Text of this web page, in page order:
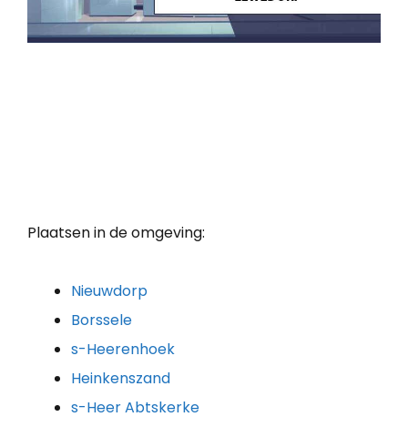
Plaatsen in de omgeving:
Nieuwdorp
Borssele
s-Heerenhoek
Heinkenszand
s-Heer Abtskerke